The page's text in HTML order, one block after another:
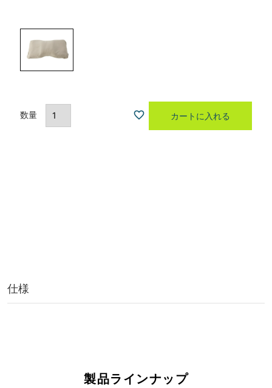
カートに入れる
仕様
製品ラインナップ